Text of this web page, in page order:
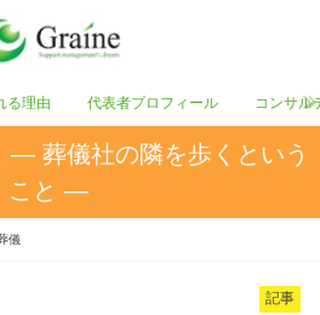
る理由 代表者プロフィール コンサル
― 葬儀社の隣を歩くという
こと ―
儀
記事